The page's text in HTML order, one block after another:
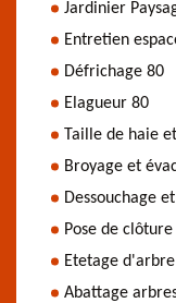
Jardinier
Entretien
Défrichage 80
Elagueur 80
Taille de haie
Broyage et
Dessouchage
Pose de
Etetage
Abattage